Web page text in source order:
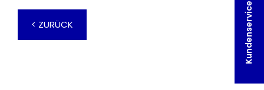
Kundenservice
< ZURÜCK